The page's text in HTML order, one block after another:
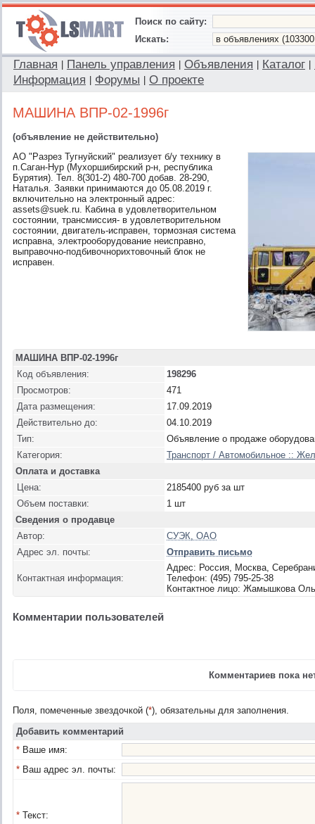
Поиск по сайту:
Искать:
Главная Панель управления Объявления Каталог
Информация
Форумы О проекте
МАШИНА ВПР-02-1996г
(объявление не действительно)
АО "Разрез Тугнуйский" реализует б/у технику в
п.Саган-Нур (Мухоршибирский р-н, республика
Бурятия). Тел. 8(301-2) 480-700 добав. 28-290,
Наталья. Заявки принимаются до 05.08.2019 г.
включительно на электронный адрес:
assets@suek.ru. Кабина в удовлетворительном
состоянии, трансмиссия- в удовлетворительном
состоянии, двигатель-исправен, тормозная система
исправна, электрооборудование неисправно,
выправочно-подбивочнорихтовочный блок не
исправен.
МАШИНА ВПР-02-1996г
Код объявления:
198296
Просмотров:
471
Дата размещения:
17.09.2019
Действительно до:
04.10.2019
Тип:
Объявление о продаже
Категория:
Транспорт / Автомобильное ::
Оплата и доставка
Цена:
2185400 руб за шт
Объем поставки:
1 шт
Сведения о продавце
Автор:
СУЭК, ОАО
Адрес эл. почты:
Отправить письмо
Контактная информация:
Адрес: Россия, Москва,
Телефон: (495) 795-25-38
Контактное лицо: Жамышкова
Комментарии пользователей
Комментариев пока
Поля, помеченные звездочкой (*), обязательны для заполнения.
Добавить комментарий
* Ваше имя:
* Ваш адрес эл. почты:
* Текст: